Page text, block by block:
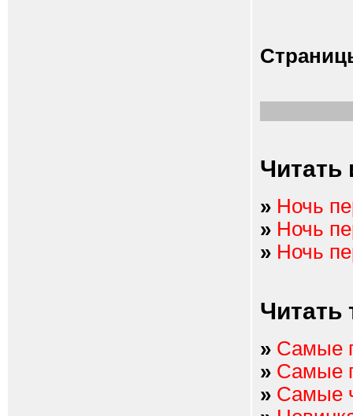
Читать
» Ночь
» Ночь
» Ночь
Читать
» Самые
» Самые
» Самые